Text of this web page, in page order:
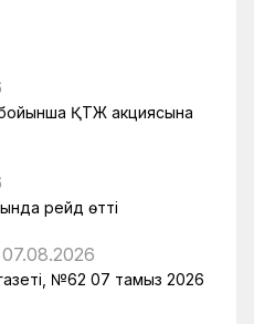
бойынша ҚТЖ акциясына
рейд өтті
07.08.2026
№62 07 тамыз 2026